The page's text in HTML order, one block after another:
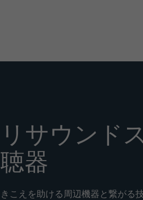
リサウンド
聴器
きこえを助ける周辺機器と繋がる